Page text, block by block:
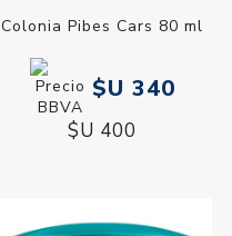
Colonia Pibes Cars 80 ml
$U 340
$U 400